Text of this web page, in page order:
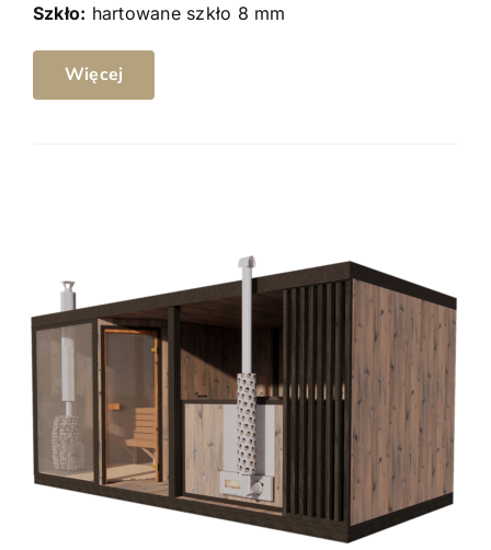
Szkło: hartowane szkło 8 mm
Więcej